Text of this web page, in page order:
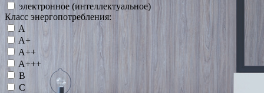
электронное (интеллектуальное)
Класс энергопотребления:
A
A+
A++
A+++
B
C